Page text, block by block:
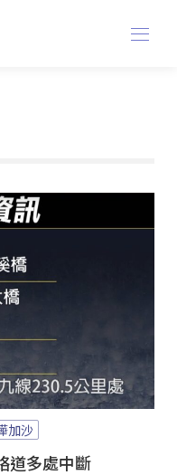
加沙
道多處中斷